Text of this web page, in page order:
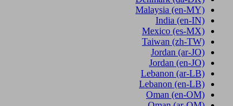
Malaysia (en-MY)
India (en-IN)
Mexico (es-MX)
Taiwan (zh-TW)
Jordan (ar-JO)
Jordan (en-JO)
Lebanon (ar-LB)
Lebanon (en-LB)
Oman (en-OM)